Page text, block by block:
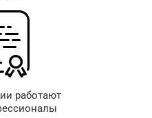
работают